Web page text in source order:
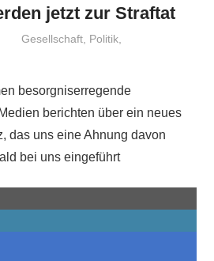
jetzt zur Straftat
Niki Vogt
Gesellschaft, Politik,
besorgniserregende
berichten über ein neues
das uns eine Ahnung davon
bei uns eingeführt